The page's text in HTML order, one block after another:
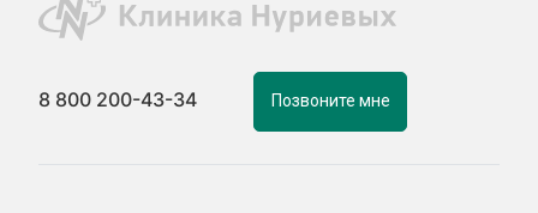
8 800 200-43-34 Позвоните мне